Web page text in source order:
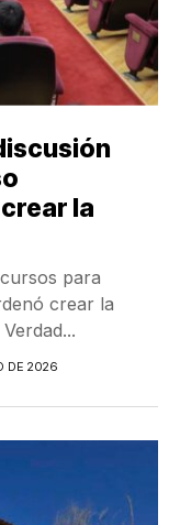
la
para
crear la
DE 2026